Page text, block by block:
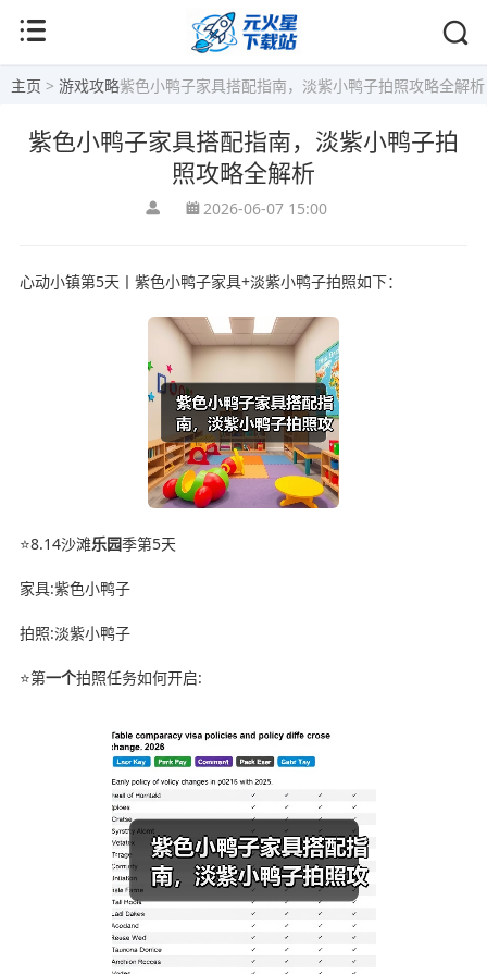
主页 > 游戏攻略紫色小鸭子家具搭配指南，淡紫小鸭子拍照攻略全解析
紫色小鸭子家具搭配指南，淡紫小鸭子拍
照攻略全解析
2026-06-07 15:00
心动小镇第5天丨紫色小鸭子家具+淡紫小鸭子拍照如下：
⭐8.14沙滩乐园季第5天
家具:紫色小鸭子
拍照:淡紫小鸭子
⭐第一个拍照任务如何开启: